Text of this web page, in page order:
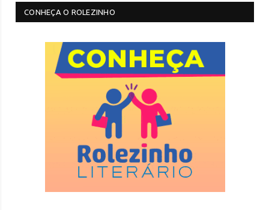
CONHEÇA O ROLEZINHO